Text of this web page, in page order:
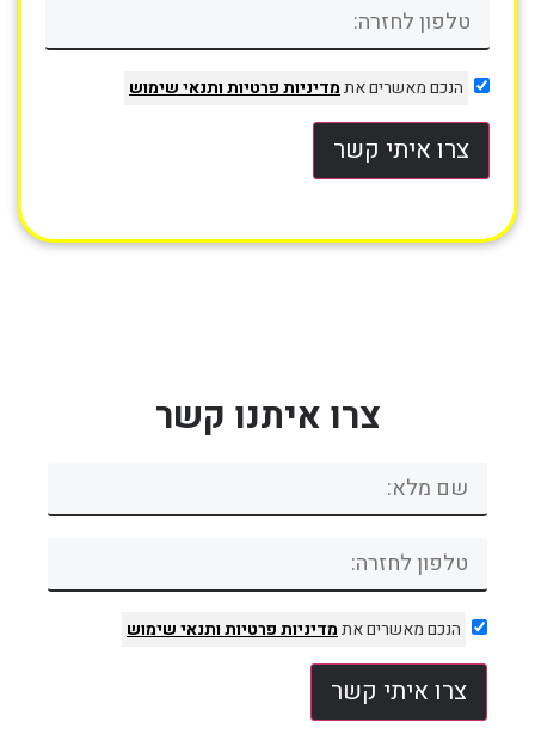
הנכם מאשרים אתמדיניות פרטיותותנאי שימוש
צרו איתי קשר
צרו איתנו קשר
הנכם מאשרים אתמדיניות פרטיותותנאי שימוש
צרו איתי קשר